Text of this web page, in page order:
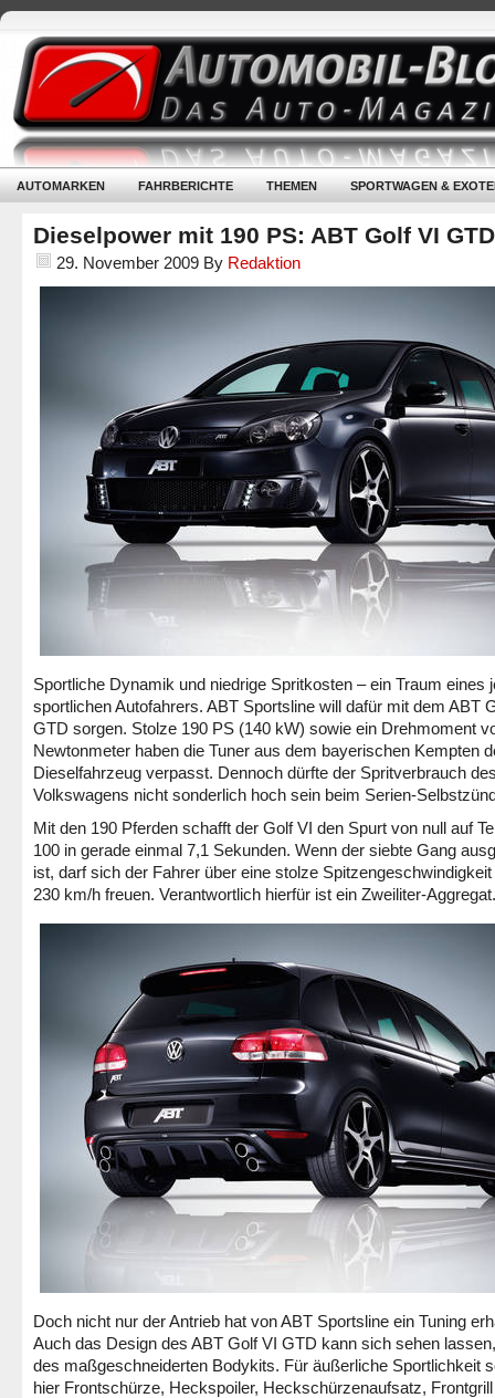
AUTOMARKEN FAHRBERICHTE THEMEN SPORTWAGEN &
Dieselpower mit 190 PS: ABT Golf VI GTD
29. November 2009 By Redaktion
Sportliche Dynamik und niedrige Spritkosten – ein Traum eines
sportlichen Autofahrers. ABT Sportsline will dafür mit dem ABT
GTD sorgen. Stolze 190 PS (140 kW) sowie ein Drehmoment
Newtonmeter haben die Tuner aus dem bayerischen Kempten
Dieselfahrzeug verpasst. Dennoch dürfte der Spritverbrauch
Volkswagens nicht sonderlich hoch sein beim Serien-
Mit den 190 Pferden schafft der Golf VI den Spurt von null auf
100 in gerade einmal 7,1 Sekunden. Wenn der siebte Gang
ist, darf sich der Fahrer über eine stolze
230 km/h freuen. Verantwortlich hierfür ist ein Zweiliter-Aggregat.
Doch nicht nur der Antrieb hat von ABT Sportsline ein Tuning
Auch das Design des ABT Golf VI GTD kann sich sehen
des maßgeschneiderten Bodykits. Für äußerliche Sportlichkeit
hier Frontschürze, Heckspoiler, Heckschürzenaufsatz,